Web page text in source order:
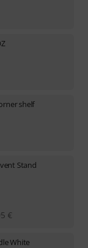
shelf
Stand
€
White